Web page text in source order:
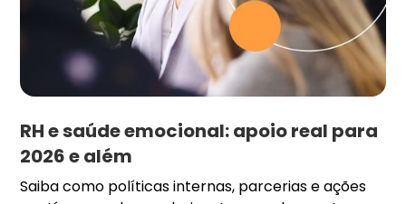
RH e saúde emocional: apoio real para
2026 e além
Saiba como políticas internas, parcerias e ações